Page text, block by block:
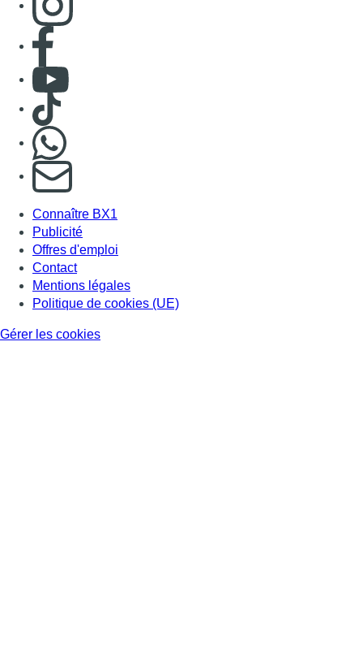
Consulter page Facebook
Consulter Youtube
Consulter TikTok
S'abonner à notre newsletter
Connaître BX1
Publicité
Offres d'emploi
Contact
Mentions légales
Politique de cookies (UE)
Gérer les cookies